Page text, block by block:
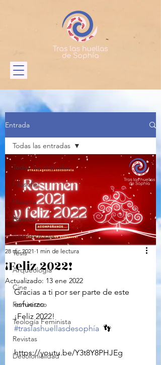
Entrada
Todas las entradas
Filosofía
Historia
Novela
Antropología
Tesis
Arqueología
Cine
Feminismo
Teología Feminista
Revistas
Decolonialidad
Todas las entradas
¡Feliz 2022!
28 dic 2021 1 min de lectura
Actualizado: 13 ene 2022
Gracias a ti por ser parte de este
esfuerzo
¡Feliz 2022!
#traslashuellasdesophía
  👣
https://youtu.be/Y3t8Y8PHJEg